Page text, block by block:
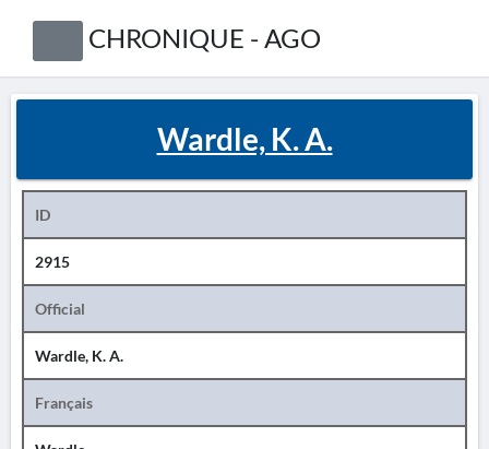
CHRONIQUE - AGO
Wardle, K. A.
ID
2915
Official
Wardle, K. A.
Français